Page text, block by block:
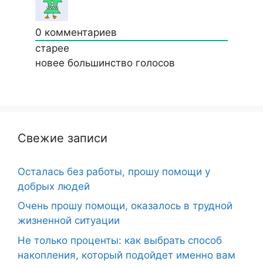
0 комментариев
старее
новее большинство голосов
Свежие записи
Осталась без работы, прошу помощи у
добрых людей
Очень прошу помощи, оказалось в трудной
жизненной ситуации
Не только проценты: как выбрать способ
накопления, который подойдет именно вам